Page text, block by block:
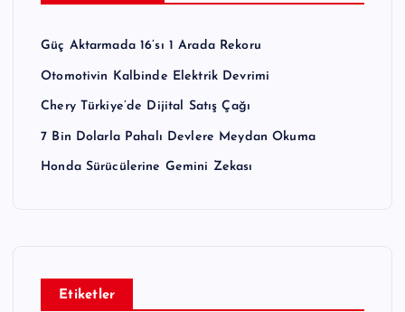
Güç Aktarmada 16’sı 1 Arada Rekoru
Otomotivin Kalbinde Elektrik Devrimi
Chery Türkiye’de Dijital Satış Çağı
7 Bin Dolarla Pahalı Devlere Meydan Okuma
Honda Sürücülerine Gemini Zekası
Etiketler